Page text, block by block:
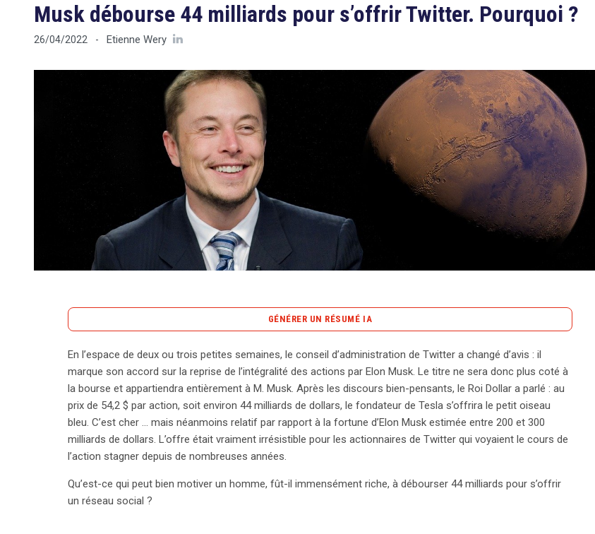
Musk débourse 44 milliards pour s’offrir Twitter. Pourquoi ?
26/04/2022 - Etienne Wery
GÉNÉRER UN RÉSUMÉ IA
Elon Musk, le personnage emblématique de l’innovation technologique, a récemment fait l’acquisition
de Twitter pour 44 milliards de dollars, marquant un tournant décisif pour le réseau social. À un prix de
54,2 $ par action, l’opération a suscité des interrogations quant aux motivations réelles de Musk.
Officiellement, il évoque la liberté d’expression, souhaitant transformer Twitter en une plateforme où
les débats cruciaux pour l’avenir de l’humanité peuvent s’épanouir. Cependant, cette vision
libertarienne soulève des doutes : peut-on vraiment ignorer les dangers des fake news et des
d’investissement considérable. En libérant totalement la parole, la plateforme pourrait élargir son
audience et, par conséquent, ses revenus. De plus, le retrait de Twitter de la bourse pourrait préparer
En l’espace de deux ou trois petites semaines, le conseil d’administration de Twitter a changé d’avis : il
marque son accord sur la reprise de l’intégralité des actions par Elon Musk. Le titre ne sera donc plus coté à
la bourse et appartiendra entièrement à M. Musk. Après les discours bien-pensants, le Roi Dollar a parlé : au
prix de 54,2 $ par action, soit environ 44 milliards de dollars, le fondateur de Tesla s’offrira le petit oiseau
bleu. C’est cher … mais néanmoins relatif par rapport à la fortune d’Elon Musk estimée entre 200 et 300
milliards de dollars. L’offre était vraiment irrésistible pour les actionnaires de Twitter qui voyaient le cours de
l’action stagner depuis de nombreuses années.
Qu’est-ce qui peut bien motiver un homme, fût-il immensément riche, à débourser 44 milliards pour s’offrir
un réseau social ?